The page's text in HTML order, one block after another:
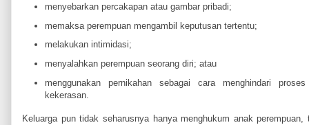
menyebarkan percakapan atau gambar pribadi;
memaksa perempuan mengambil keputusan tertentu;
melakukan intimidasi;
menyalahkan perempuan seorang diri; atau
menggunakan pernikahan sebagai cara menghindari
kekerasan.
Keluarga pun tidak seharusnya hanya menghukum anak